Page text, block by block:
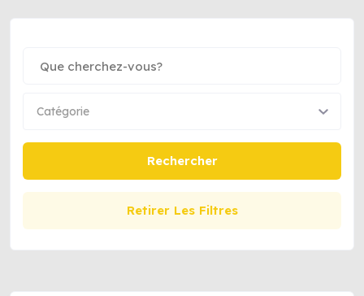
Catégorie
Retirer Les Filtres
Rechercher